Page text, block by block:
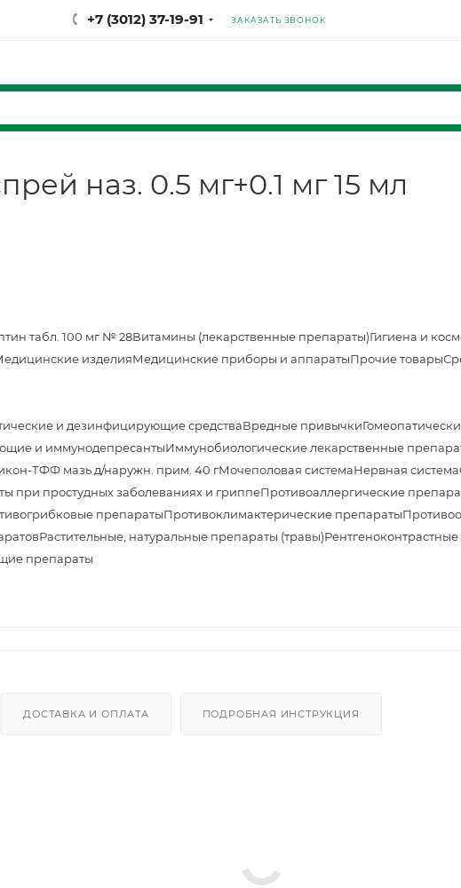
+7 (3012) 37-19-91 ЗАКАЗАТЬ ЗВОНОК
наз. 0.5 мг+0.1 мг 15 мл
табл. 100 мг № 28Витамины (лекарственные препараты)Гигиена и
изделияМедицинские приборы и аппаратыПрочие товары
и дезинфицирующие средстваВредные привычки
и иммунодепресантыИммунобиологические лекарственные
ТФФ мазь д/наружн. прим. 40 гМочеполовая системаНервная система
при простудных заболеваниях и гриппеПротивоаллергические
препаратыПротивоклимактерические препараты
Растительные, натуральные препараты (травы)
препараты
ДОСТАВКА И ОПЛАТА ПОДРОБНАЯ ИНСТРУКЦИЯ